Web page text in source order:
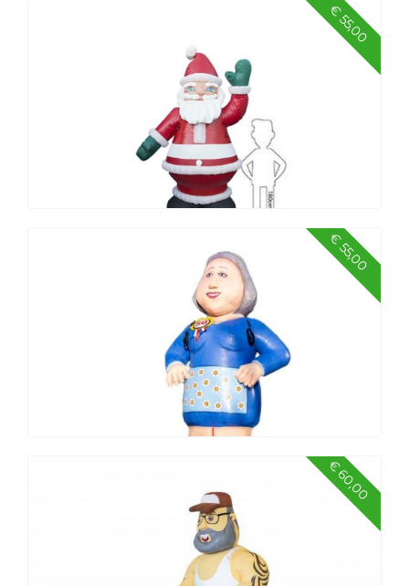
Abraham Kok
€ 55,00
Kerstman, hoog 3,5 mtr
€ 55,00
Sarah origineel, 4 meter
€ 60,00